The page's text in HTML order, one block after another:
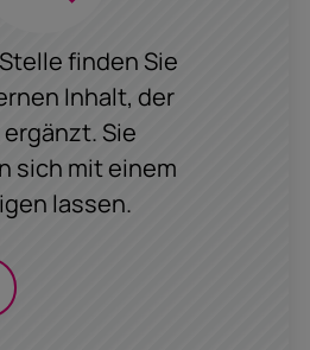
finden Sie
Inhalt, der
Sie
sich mit einem
lassen.